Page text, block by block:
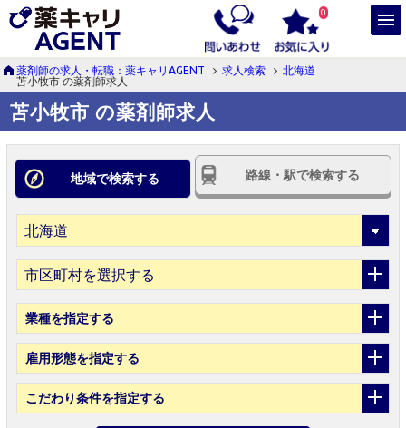
0
薬剤師の求人・転職：薬キャリAGENT 求人検索
北海道
苫小牧市 の薬剤師求人
苫小牧市 の薬剤師求人
地域で検索する 路線・駅で検索する
市区町村を選択する
業種を指定する
雇用形態を指定する
こだわり条件を指定する